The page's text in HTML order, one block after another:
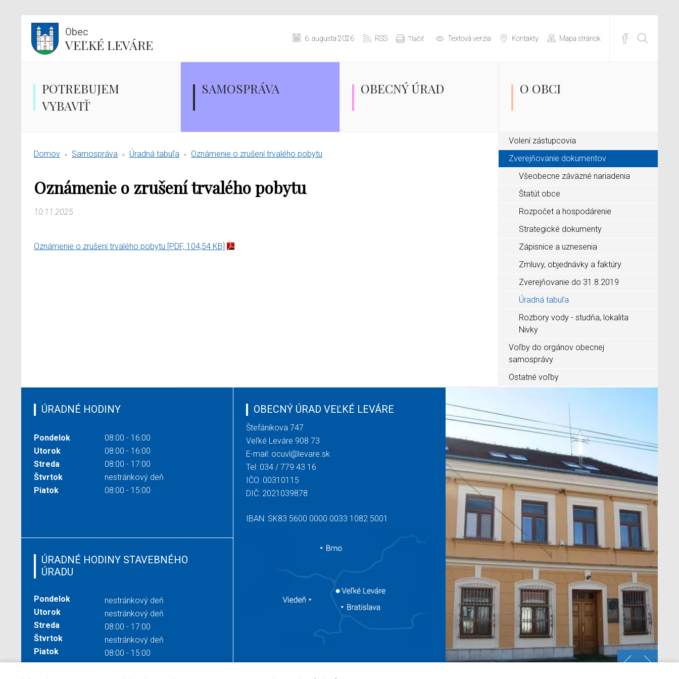
Obec
VEĽKÉ LEVÁRE 6. augusta 2026 RSS Tlačiť Textová verzia Kontakty Mapa stránok
POTREBUJEM
VYBAVIŤ
SAMOSPRÁVA OBECNÝ ÚRAD O OBCI
Domov Samospráva Úradná tabuľa Oznámenie o zrušení trvalého pobytu
Oznámenie o zrušení trvalého pobytu
10.11.2025
Oznámenie o zrušení trvalého pobytu [PDF, 104,54 KB]
Volení zástupcovia
Zverejňovanie dokumentov
Všeobecne záväzné nariadenia
Štatút obce
Rozpočet a hospodárenie
Strategické dokumenty
Zápisnice a uznesenia
Zmluvy, objednávky a faktúry
Zverejňovanie do 31.8.2019
Úradná tabuľa
Rozbory vody - studňa, lokalita
Nivky
Voľby do orgánov obecnej
samosprávy
Ostatné voľby
ÚRADNÉ HODINY
Pondelok
08:00 - 16:00
Utorok
08:00 - 16:00
Streda
08:00 - 17:00
Štvrtok
nestránkový deň
Piatok
08:00 - 15:00
ÚRADNÉ HODINY STAVEBNÉHO
ÚRADU
Pondelok
nestránkový deň
Utorok
nestránkový deň
Streda
08:00 - 17:00
Štvrtok
nestránkový deň
Piatok
08:00 - 15:00
OBECNÝ ÚRAD VEĽKÉ LEVÁRE
Štefánikova 747
Veľké Leváre 908 73
E-mail: ocuvl@levare.sk
Tel: 034 / 779 43 16
IČO: 00310115
DIČ: 2021039878
IBAN: SK83 5600 0000 0033 1082 5001